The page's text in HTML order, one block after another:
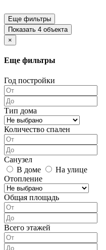
Еще фильтры
Показать 4 объекта
×
Еще фильтры
Год постройки
Тип дома
Количество спален
Санузел
В доме
На улице
Отопление
Общая площадь
Всего этажей